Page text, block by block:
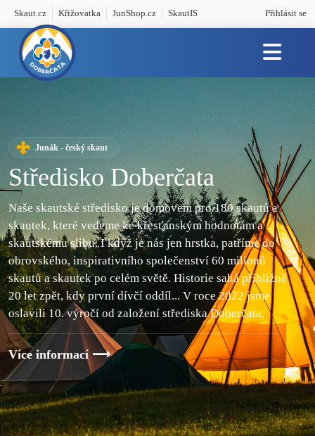
Skaut.cz Křižovatka JunShop.cz SkautIS Přihlásit se
Junák - český skaut
Středisko Doberčata
Naše skautské středisko je domovem pro 180 skautů a
skautek, které vedeme ke křesťanským hodnotáma
skautskému slibu. I když je nás jen hrstka, patříme do
obrovského, inspirativního společenství 60 milionů
skautů a skautek po celém světě. Historie sahá přibližně
20 let zpět, kdy první dívčí oddíl... V roce 2022 jsme
oslavili 10. výročí od založení střediska Doberčata.
Více informací